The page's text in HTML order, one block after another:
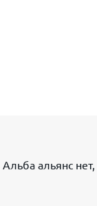
Альба альянс